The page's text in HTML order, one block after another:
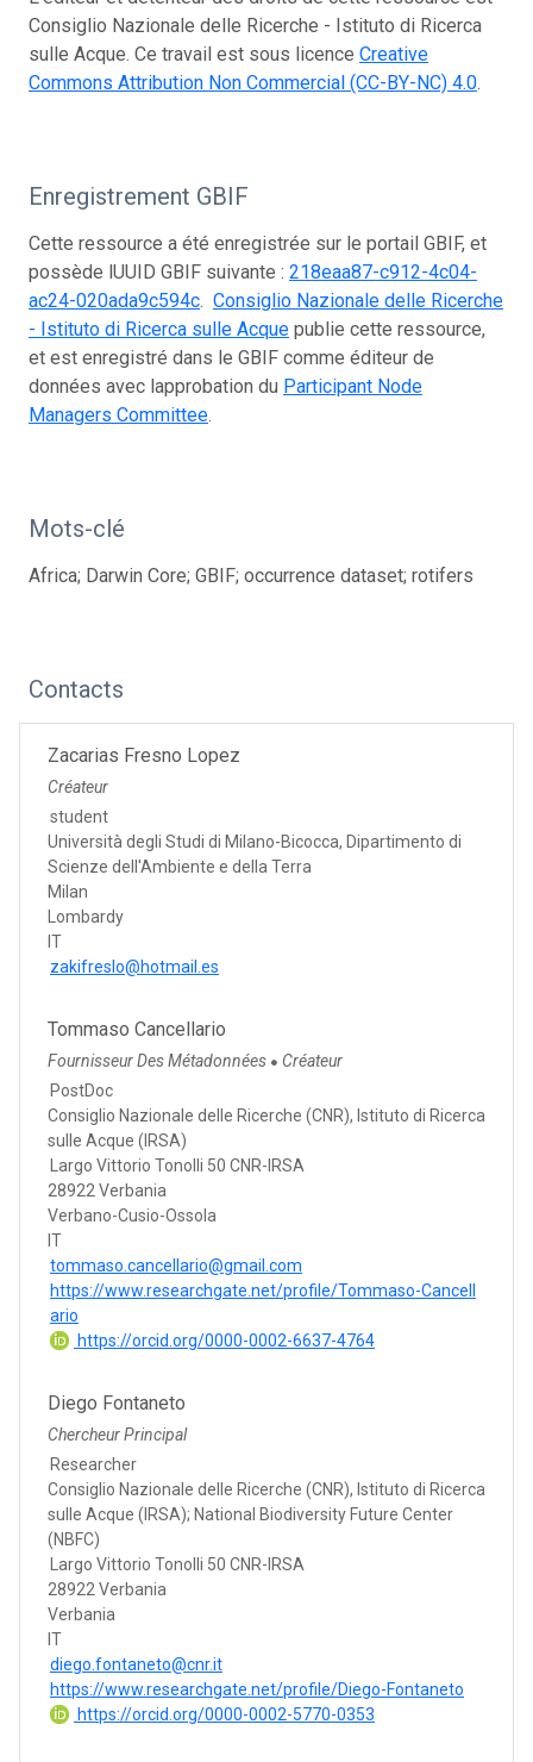
Consiglio Nazionale delle Ricerche - Istituto di Ricerca
sulle Acque. Ce travail est sous licence Creative
Commons Attribution Non Commercial (CC-BY-NC) 4.0.
Enregistrement GBIF
Cette ressource a été enregistrée sur le portail GBIF, et
possède lUUID GBIF suivante : 218eaa87-c912-4c04-
ac24-020ada9c594c. Consiglio Nazionale delle Ricerche
- Istituto di Ricerca sulle Acque publie cette ressource,
et est enregistré dans le GBIF comme éditeur de
données avec lapprobation du Participant Node
Managers Committee.
Mots-clé
Africa; Darwin Core; GBIF; occurrence dataset; rotifers
Contacts
Zacarias Fresno Lopez
Créateur
student
Università degli Studi di Milano-Bicocca, Dipartimento di
Scienze dell'Ambiente e della Terra
Milan
Lombardy
IT
zakifreslo@hotmail.es
Tommaso Cancellario
Fournisseur Des Métadonnées ● Créateur
PostDoc
Consiglio Nazionale delle Ricerche (CNR), Istituto di Ricerca
sulle Acque (IRSA)
Largo Vittorio Tonolli 50 CNR-IRSA
28922 Verbania
Verbano-Cusio-Ossola
IT
tommaso.cancellario@gmail.com
https://www.researchgate.net/profile/Tommaso-Cancell
ario
https://orcid.org/0000-0002-6637-4764
Diego Fontaneto
Chercheur Principal
Researcher
Consiglio Nazionale delle Ricerche (CNR), Istituto di Ricerca
sulle Acque (IRSA); National Biodiversity Future Center
(NBFC)
Largo Vittorio Tonolli 50 CNR-IRSA
28922 Verbania
Verbania
IT
diego.fontaneto@cnr.it
https://www.researchgate.net/profile/Diego-Fontaneto
https://orcid.org/0000-0002-5770-0353